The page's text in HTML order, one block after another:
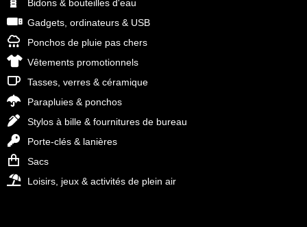
Bidons & bouteilles d'eau
Gadgets, ordinateurs & USB
Ponchos de pluie pas chers
Vêtements promotionnels
Tasses, verres & céramique
Parapluies & ponchos
Stylos à bille & fournitures de bureau
Porte-clés & lanières
Sacs
Loisirs, jeux & activités de plein air